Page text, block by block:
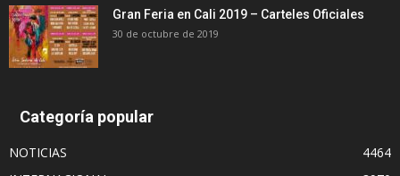
Gran Feria en Cali 2019 – Carteles Oficiales
30 de octubre de 2019
Categoría popular
NOTICIAS
4464